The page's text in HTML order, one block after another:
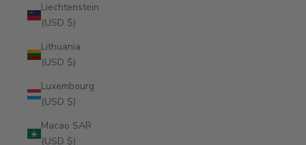
Liechtenstein
(USD $)
Lithuania
(USD $)
Luxembourg
(USD $)
Macao SAR
(USD $)